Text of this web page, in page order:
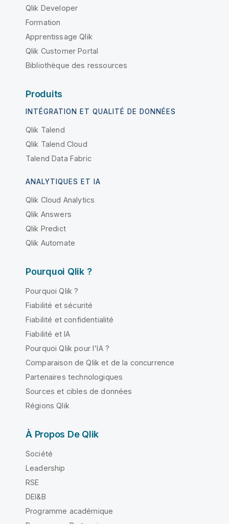
Qlik Developer
Formation
Apprentissage Qlik
Qlik Customer Portal
Bibliothèque des ressources
Produits
INTÉGRATION ET QUALITÉ DE DONNÉES
Qlik Talend
Qlik Talend Cloud
Talend Data Fabric
ANALYTIQUES ET IA
Qlik Cloud Analytics
Qlik Answers
Qlik Predict
Qlik Automate
Pourquoi Qlik ?
Pourquoi Qlik ?
Fiabilité et sécurité
Fiabilité et confidentialité
Fiabilité et IA
Pourquoi Qlik pour l'IA ?
Comparaison de Qlik et de la concurrence
Partenaires technologiques
Sources et cibles de données
Régions Qlik
À Propos De Qlik
Société
Leadership
RSE
DEI&B
Programme académique